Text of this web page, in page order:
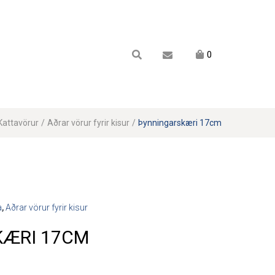
0
/ Aðrar vörur fyrir kisur / Þynningarskæri 17cm
,Aðrar vörur fyrir kisur
17CM